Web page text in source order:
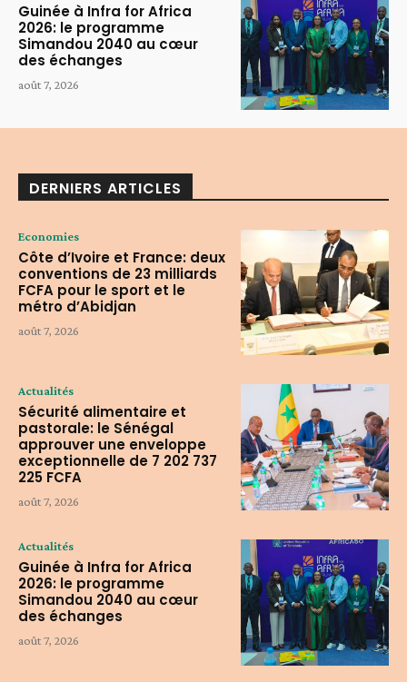
Guinée à Infra for Africa
2026: le programme
Simandou 2040 au cœur
des échanges
août 7, 2026
DERNIERS ARTICLES
Economies
Côte d’Ivoire et France: deux
conventions de 23 milliards
FCFA pour le sport et le
métro d’Abidjan
août 7, 2026
Actualités
Sécurité alimentaire et
pastorale: le Sénégal
approuver une enveloppe
exceptionnelle de 7 202 737
225 FCFA
août 7, 2026
Actualités
Guinée à Infra for Africa
2026: le programme
Simandou 2040 au cœur
des échanges
août 7, 2026